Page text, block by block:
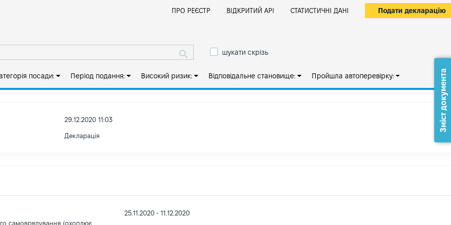
ПРО РЕЄСТР ВІДКРИТИЙ АРІ СТАТИСТИЧНІ ДАНІ Подати декларацію
шукати скрізь
посади: Період подання: Високий ризик: Відповідальне становище: Пройшла автоперевірку:
29.12.2020 11:03
Декларація
самоврядування (охоплює
25.11.2020 - 11.12.2020
Зміст документа